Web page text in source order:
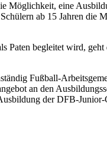
Möglichkeit, eine
ab 15 Jahren
begleitet wird,
Fußball-
an den
der DFB-Junior-